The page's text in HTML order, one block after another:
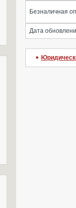
Безналичная
Дата